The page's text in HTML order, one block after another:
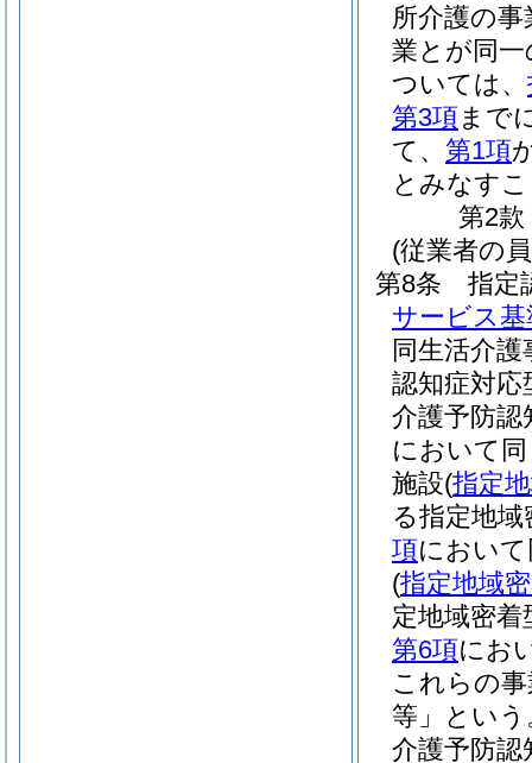
所介護の
業とが同
ついては、
第3項 まで
て、 第1項
とみなす
第2款
(従業者の
第8条
指定
サービス
同生活介
認知症対応
介護予防認
において
施設(指定
る指定地
項におい
(指定地域
定地域密
第6項にお
これらの
等」という
介護予防認